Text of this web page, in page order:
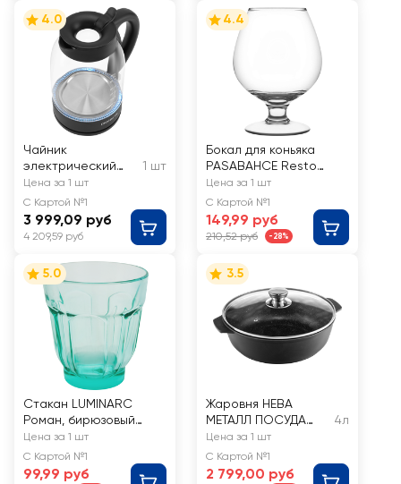
4.0
Чайник
электрический
POLARIS с
верхним заливом,
Арт. PWK 1797 CGL
Polaris
1 шт
Цена за 1 шт
С Картой №1
3 999,09 руб
4 209,59 руб
4.4
Бокал для коньяка
PASABAHCE Resto
395мл, стекло
Цена за 1 шт
С Картой №1
149,99 руб
210,52 руб -28%
5.0
Стакан LUMINARC
Роман, бирюзовый
низкий, 250мл
Цена за 1 шт
С Картой №1
99,99 руб
3.5
Жаровня НЕВА
МЕТАЛЛ ПОСУДА
Orion, индукция,
литой алюминий, 4л,
Арт. OR6540i
4л
Цена за 1 шт
С Картой №1
2 799,00 руб